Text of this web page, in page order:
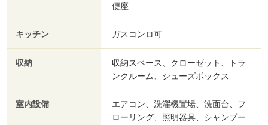
便座
キッチン ガスコンロ可
収納
収納スペース、クローゼット、トラ
ンクルーム、シューズボックス
室内設備
エアコン、洗濯機置場、洗面台、フ
ローリング、照明器具、シャンプー